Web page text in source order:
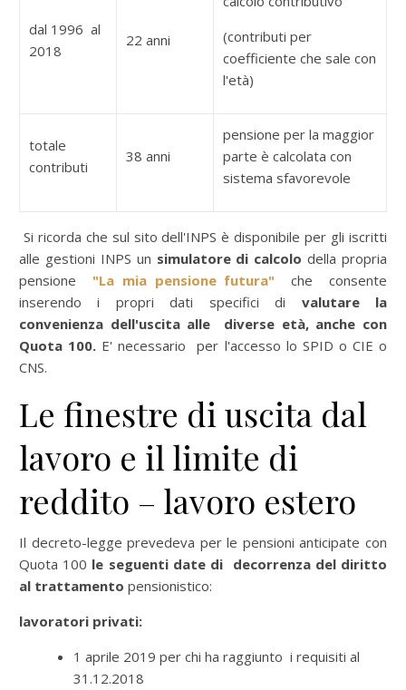
dal 1996 al
2018
22 anni
(contributi per
coefficiente che sale con
l'età)
totale
contributi
38 anni
pensione per la maggior
parte è calcolata con
sistema sfavorevole
Si ricorda che sul sito dell'INPS è disponibile per gli iscritti
alle gestioni INPS un simulatore di calcolodella propria
pensione "La mia pensione futura"che consente
inserendo i propri dati specifici di valutare la
convenienza dell'uscita alle diverse età, anche con
Quota 100. E' necessario per l'accesso lo SPID o CIE o
CNS.
Le finestre di uscita dal
lavoro e il limite di
reddito – lavoro estero
Il decreto-legge prevedeva per le pensioni anticipate con
Quota 100 le seguenti date di decorrenza del diritto
al trattamento pensionistico:
lavoratori privati:
1 aprile 2019 per chi ha raggiunto i requisiti al
31.12.2018